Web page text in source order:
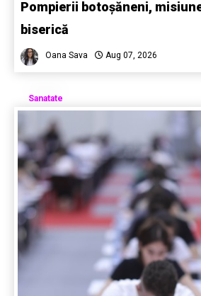
Pompierii botoșăneni,
biserică
Oana Sava Aug 07, 2026
Sanatate